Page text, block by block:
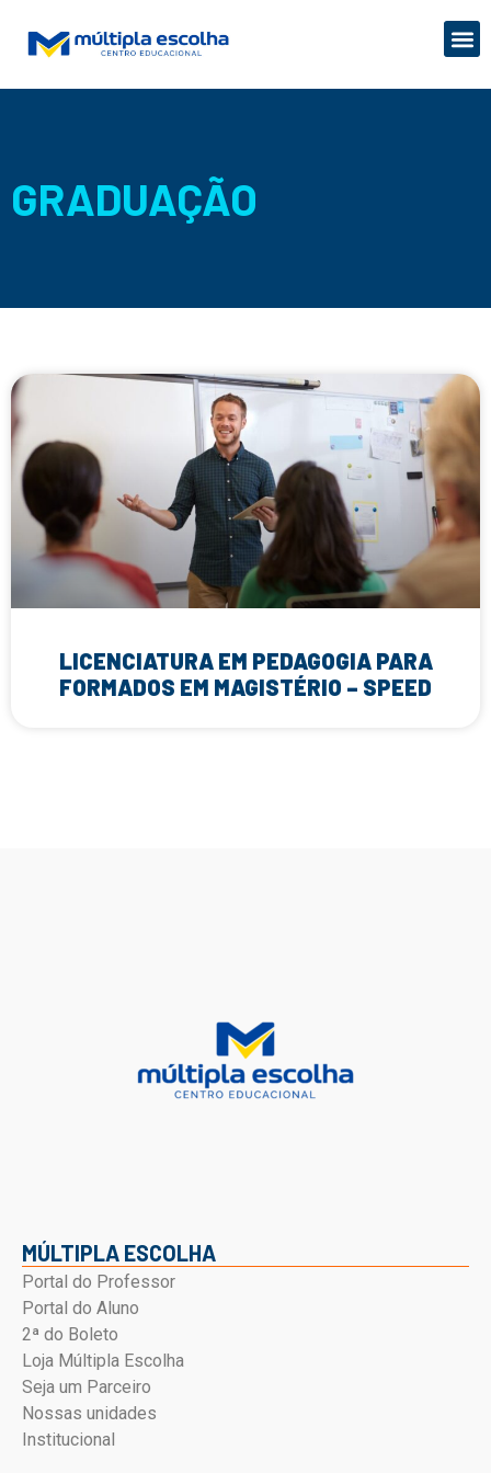
GRADUAÇÃO
LICENCIATURA EM PEDAGOGIA PARA
FORMADOS EM MAGISTÉRIO – SPEED
MÚLTIPLA ESCOLHA
Portal do Professor
Portal do Aluno
2ª do Boleto
Loja Múltipla Escolha
Seja um Parceiro
Nossas unidades
Institucional